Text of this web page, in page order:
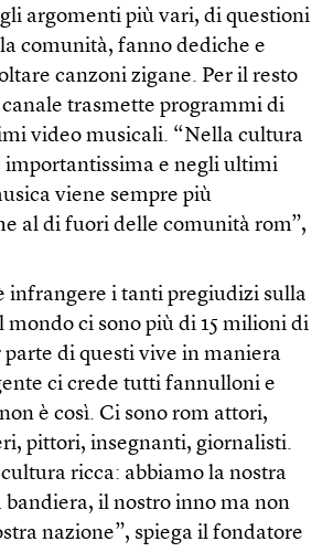
argomenti più vari, di questioni
comunità, fanno dediche e
canzoni zigane. Per il resto
trasmette programmi di
video musicali. “Nella cultura
importantissima e negli ultimi
viene sempre più
al di fuori delle comunità rom”,
infrangere i tanti pregiudizi sulla
ci sono più di 15 milioni di
di questi vive in maniera
ci crede tutti fannulloni e
è così. Ci sono rom attori,
pittori, insegnanti, giornalisti.
ricca: abbiamo la nostra
bandiera, il nostro inno ma non
nazione”, spiega il fondatore